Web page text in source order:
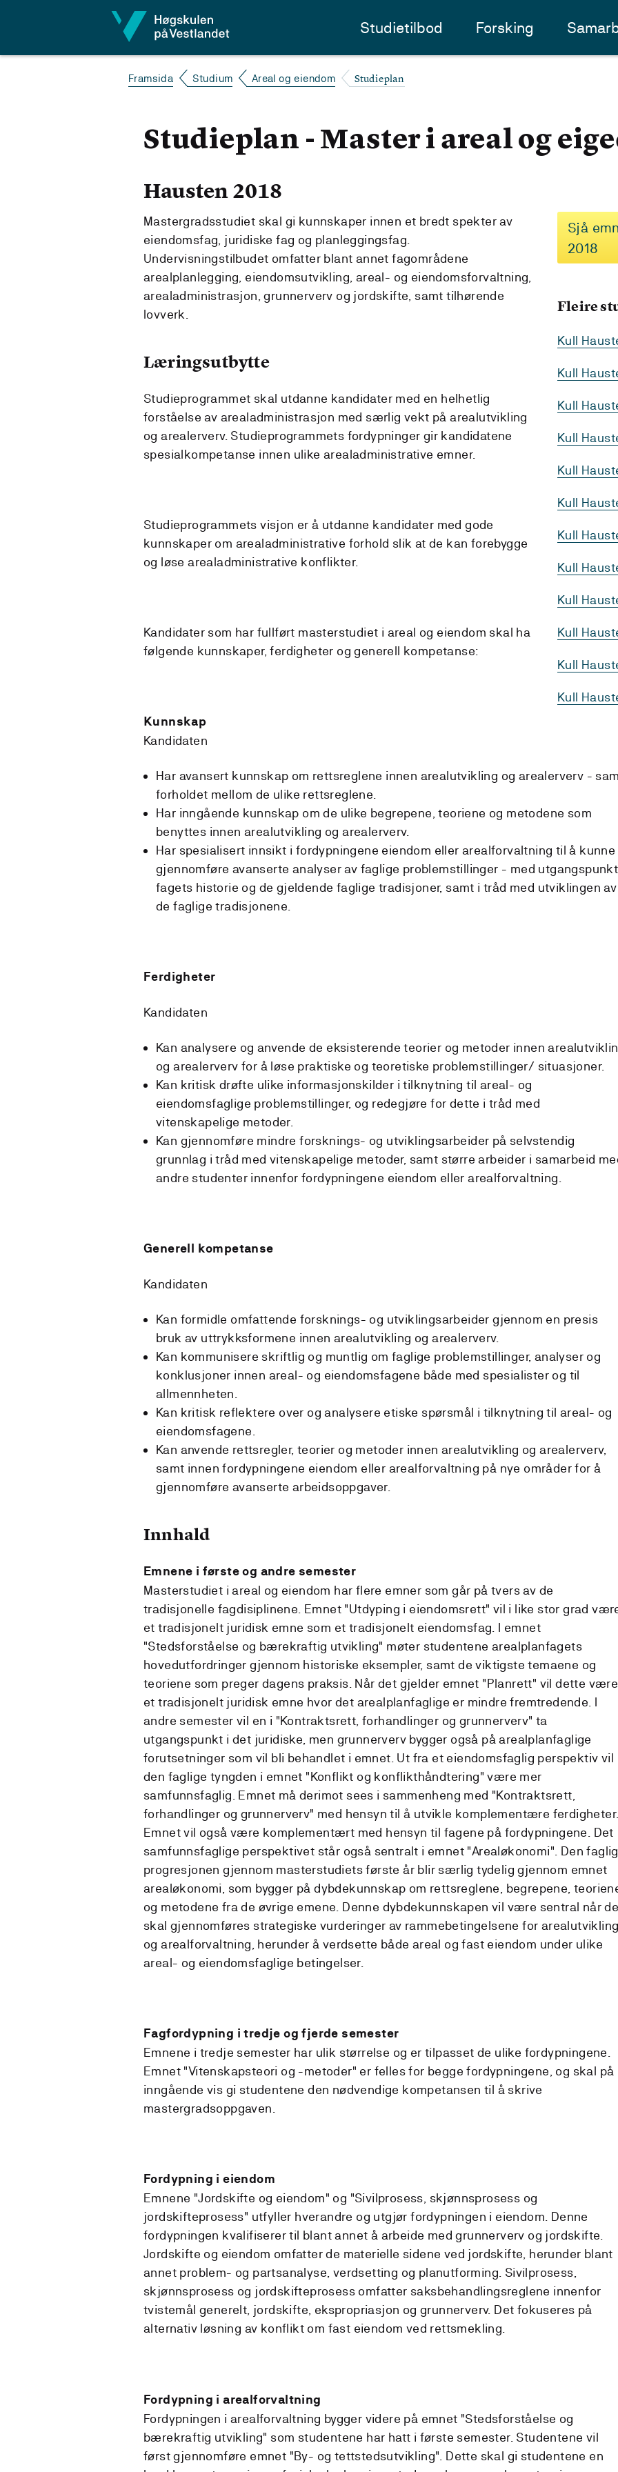
Studietilbod Forsking
Framsida Studium Areal og eiendom Studieplan
Studieplan - Master i areal og
Hausten 2018
Sjå
2018
Fleire
Kull
Kull
Kull
Kull
Kull
Kull
Kull
Kull
Kull
Kull
Kull
Kull
Mastergradsstudiet skal gi kunnskaper innen et bredt spekter av
eiendomsfag, juridiske fag og planleggingsfag.
Undervisningstilbudet omfatter blant annet fagområdene
arealplanlegging, eiendomsutvikling, areal- og eiendomsforvaltning,
arealadministrasjon, grunnerverv og jordskifte, samt tilhørende
lovverk.
Læringsutbytte
Studieprogrammet skal utdanne kandidater med en helhetlig
forståelse av arealadministrasjon med særlig vekt på arealutvikling
og arealerverv. Studieprogrammets fordypninger gir kandidatene
spesialkompetanse innen ulike arealadministrative emner.
Studieprogrammets visjon er å utdanne kandidater med gode
kunnskaper om arealadministrative forhold slik at de kan forebygge
og løse arealadministrative konflikter.
Kandidater som har fullført masterstudiet i areal og eiendom skal ha
følgende kunnskaper, ferdigheter og generell kompetanse:
Kunnskap
Kandidaten
Har avansert kunnskap om rettsreglene innen arealutvikling og arealerverv -
forholdet mellom de ulike rettsreglene.
Har inngående kunnskap om de ulike begrepene, teoriene og metodene som
benyttes innen arealutvikling og arealerverv.
Har spesialisert innsikt i fordypningene eiendom eller arealforvaltning til å kunne
gjennomføre avanserte analyser av faglige problemstillinger - med
fagets historie og de gjeldende faglige tradisjoner, samt i tråd med utviklingen av
de faglige tradisjonene.
Ferdigheter
Kandidaten
Kan analysere og anvende de eksisterende teorier og metoder innen
og arealerverv for å løse praktiske og teoretiske problemstillinger/ situasjoner.
Kan kritisk drøfte ulike informasjonskilder i tilknytning til areal- og
eiendomsfaglige problemstillinger, og redegjøre for dette i tråd med
vitenskapelige metoder.
Kan gjennomføre mindre forsknings- og utviklingsarbeider på selvstendig
grunnlag i tråd med vitenskapelige metoder, samt større arbeider i samarbeid
andre studenter innenfor fordypningene eiendom eller arealforvaltning.
Generell kompetanse
Kandidaten
Kan formidle omfattende forsknings- og utviklingsarbeider gjennom en presis
bruk av uttrykksformene innen arealutvikling og arealerverv.
Kan kommunisere skriftlig og muntlig om faglige problemstillinger, analyser og
konklusjoner innen areal- og eiendomsfagene både med spesialister og til
allmennheten.
Kan kritisk reflektere over og analysere etiske spørsmål i tilknytning til areal- og
eiendomsfagene.
Kan anvende rettsregler, teorier og metoder innen arealutvikling og arealerverv,
samt innen fordypningene eiendom eller arealforvaltning på nye områder for å
gjennomføre avanserte arbeidsoppgaver.
Innhald
Emnene i første og andre semester
Masterstudiet i areal og eiendom har flere emner som går på tvers av de
tradisjonelle fagdisiplinene. Emnet "Utdyping i eiendomsrett" vil i like stor grad
et tradisjonelt juridisk emne som et tradisjonelt eiendomsfag. I emnet
"Stedsforståelse og bærekraftig utvikling" møter studentene arealplanfagets
hovedutfordringer gjennom historiske eksempler, samt de viktigste temaene og
teoriene som preger dagens praksis. Når det gjelder emnet "Planrett" vil dette være
et tradisjonelt juridisk emne hvor det arealplanfaglige er mindre fremtredende. I
andre semester vil en i "Kontraktsrett, forhandlinger og grunnerverv" ta
utgangspunkt i det juridiske, men grunnerverv bygger også på arealplanfaglige
forutsetninger som vil bli behandlet i emnet. Ut fra et eiendomsfaglig perspektiv vil
den faglige tyngden i emnet "Konflikt og konflikthåndtering" være mer
samfunnsfaglig. Emnet må derimot sees i sammenheng med "Kontraktsrett,
forhandlinger og grunnerverv" med hensyn til å utvikle komplementære
Emnet vil også være komplementært med hensyn til fagene på fordypningene. Det
samfunnsfaglige perspektivet står også sentralt i emnet "Arealøkonomi". Den
progresjonen gjennom masterstudiets første år blir særlig tydelig gjennom emnet
arealøkonomi, som bygger på dybdekunnskap om rettsreglene, begrepene,
og metodene fra de øvrige emene. Denne dybdekunnskapen vil være sentral når
skal gjennomføres strategiske vurderinger av rammebetingelsene for
og arealforvaltning, herunder å verdsette både areal og fast eiendom under ulike
areal- og eiendomsfaglige betingelser.
Fagfordypning i tredje og fjerde semester
Emnene i tredje semester har ulik størrelse og er tilpasset de ulike fordypningene.
Emnet "Vitenskapsteori og -metoder" er felles for begge fordypningene, og skal på
inngående vis gi studentene den nødvendige kompetansen til å skrive
mastergradsoppgaven.
Fordypning i eiendom
Emnene "Jordskifte og eiendom" og "Sivilprosess, skjønnsprosess og
jordskifteprosess" utfyller hverandre og utgjør fordypningen i eiendom. Denne
fordypningen kvalifiserer til blant annet å arbeide med grunnerverv og jordskifte.
Jordskifte og eiendom omfatter de materielle sidene ved jordskifte, herunder blant
annet problem- og partsanalyse, verdsetting og planutforming. Sivilprosess,
skjønnsprosess og jordskifteprosess omfatter saksbehandlingsreglene innenfor
tvistemål generelt, jordskifte, ekspropriasjon og grunnerverv. Det fokuseres på
alternativ løsning av konflikt om fast eiendom ved rettsmekling.
Fordypning i arealforvaltning
Fordypningen i arealforvaltning bygger videre på emnet "Stedsforståelse og
bærekraftig utvikling" som studentene har hatt i første semester. Studentene vil
først gjennomføre emnet "By- og tettstedsutvikling". Dette skal gi studentene en